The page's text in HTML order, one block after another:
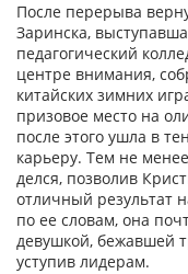
После перерыва
Заринска,
педагогический
центре внимания,
китайских зимних
призовое место на
после этого ушла в
карьеру. Тем не
делся, позволив
отличный результат
по ее словам, она
девушкой, бежавшей
уступив лидерам.